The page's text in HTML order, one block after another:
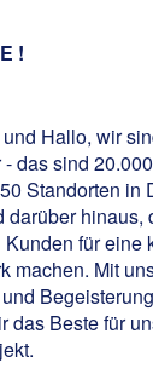
!
Hallo, wir
das sind 20.000
Standorten in
darüber hinaus,
für eine
machen. Mit
das Beste für